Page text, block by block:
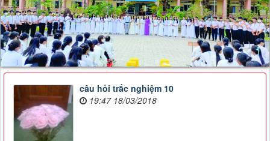
câu hỏi trắc nghiệm 10
19:47 18/03/2018